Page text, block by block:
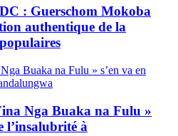
: Guerschom Mokoba
authentique de la
populaires
Nga Buaka na Fulu »
l’insalubrité à